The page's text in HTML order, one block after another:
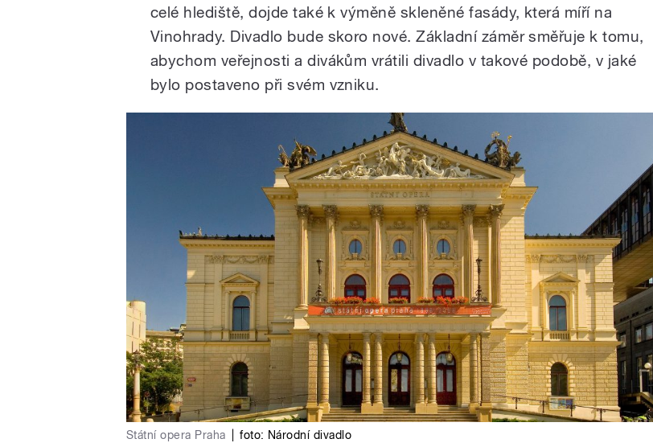
celé hlediště, dojde také k výměně skleněné fasády, která míří na
Vinohrady. Divadlo bude skoro nové. Základní záměr směřuje k tomu,
abychom veřejnosti a divákům vrátili divadlo v takové podobě, v jaké
bylo postaveno při svém vzniku.
Státní opera Praha foto: Národní divadlo